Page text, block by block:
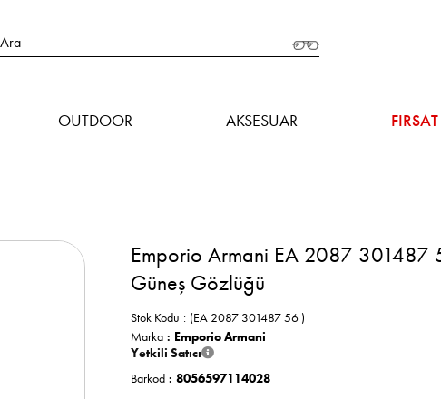
OUTDOOR AKSESUAR
Emporio Armani EA 2087 301487
Güneş Gözlüğü
(EA 2087 301487 56 )
Stok Kodu
Marka : Emporio Armani
Yetkili Satıcı
Barkod : 8056597114028